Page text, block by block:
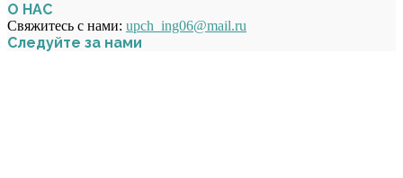
О НАС
Свяжитесь с нами: upch_ing06@mail.ru
Следуйте за нами